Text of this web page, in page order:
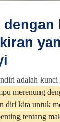
adalah kunci
merenung
diri kita untuk
tentang